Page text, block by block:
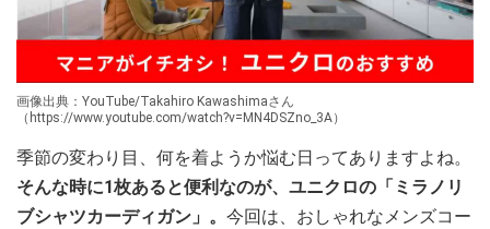
画像出典：YouTube/Takahiro Kawashimaさん
（https://www.youtube.com/watch?v=MN4DSZno_3A）
季節の変わり目、何を着ようか悩む日ってありますよね。
そんな時に1枚あると便利なのが、ユニクロの「ミラノリ
ブシャツカーディガン」。 今回は、おしゃれなメンズコー